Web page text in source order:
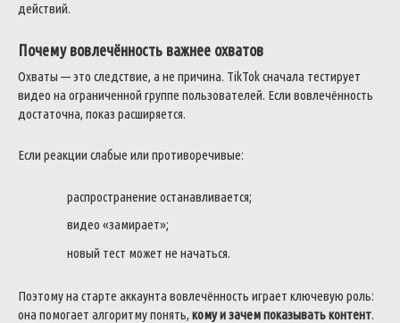
действий.
Почему вовлечённость важнее охватов
Охваты — это следствие, а не причина. TikTok сначала тестирует
видео на ограниченной группе пользователей. Если вовлечённость
достаточна, показ расширяется.
Если реакции слабые или противоречивые:
распространение останавливается;
видео «замирает»;
новый тест может не начаться.
Поэтому на старте аккаунта вовлечённость играет ключевую роль:
она помогает алгоритму понять, кому и зачем показывать контент.